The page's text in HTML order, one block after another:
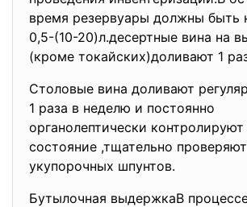
время резервуары должны быть
0,5-(10-20)л.десертные вина на
(кроме токайских)доливают 1
Столовые вина доливают
1 раза в неделю и постоянно
органолептически контролируют
состояние ,тщательно
укупорочных шпунтов.
Бутылочная выдержкаВ